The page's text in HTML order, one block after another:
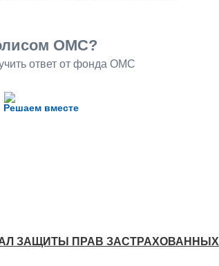
Решаем вместе
ОМС?
ответ от фонда ОМС
ЗАЩИТЫ ПРАВ ЗАСТРАХОВАННЫХ